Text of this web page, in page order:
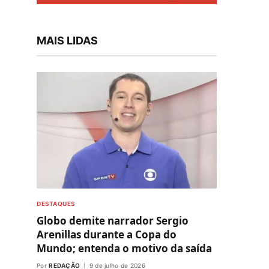
MAIS LIDAS
DESTAQUES
Globo demite narrador Sergio
Arenillas durante a Copa do
Mundo; entenda o motivo da saída
Por REDAÇÃO 9 de julho de 2026